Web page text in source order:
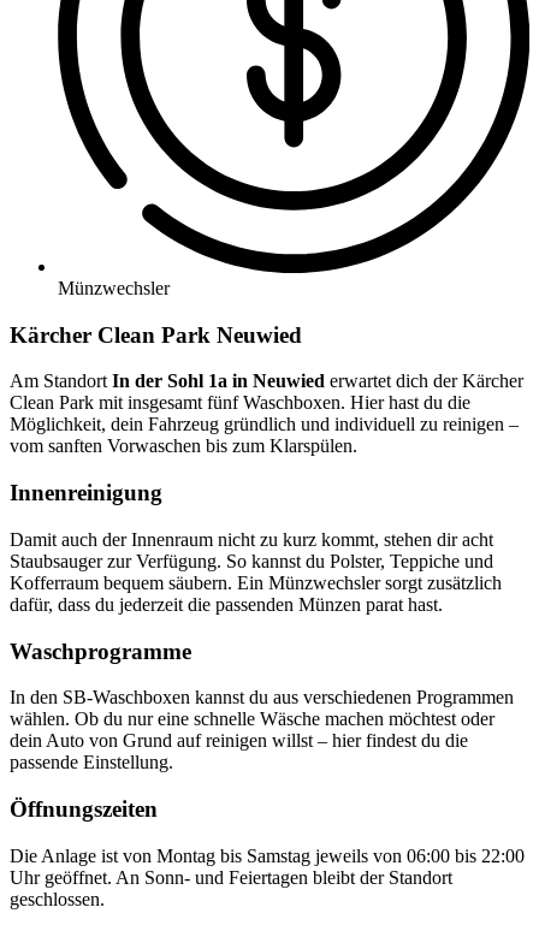
Münzwechsler
Kärcher Clean Park Neuwied
Am StandortIn der Sohl 1a in Neuwied erwartet dich der Kärcher
Clean Park mit insgesamt fünf Waschboxen. Hier hast du die
Möglichkeit, dein Fahrzeug gründlich und individuell zu reinigen –
vom sanften Vorwaschen bis zum Klarspülen.
Innenreinigung
Damit auch der Innenraum nicht zu kurz kommt, stehen dir acht
Staubsauger zur Verfügung. So kannst du Polster, Teppiche und
Kofferraum bequem säubern. Ein Münzwechsler sorgt zusätzlich
dafür, dass du jederzeit die passenden Münzen parat hast.
Waschprogramme
In den SB-Waschboxen kannst du aus verschiedenen Programmen
wählen. Ob du nur eine schnelle Wäsche machen möchtest oder
dein Auto von Grund auf reinigen willst – hier findest du die
passende Einstellung.
Öffnungszeiten
Die Anlage ist von Montag bis Samstag jeweils von 06:00 bis 22:00
Uhr geöffnet. An Sonn- und Feiertagen bleibt der Standort
geschlossen.